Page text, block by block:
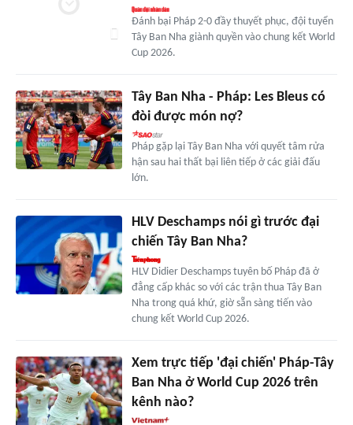
Đánh bại Pháp 2-0 đầy thuyết phục, đội tuyển
Tây Ban Nha giành quyền vào chung kết World
Cup 2026.
Tây Ban Nha - Pháp: Les Bleus có
đòi được món nợ?
Pháp gặp lại Tây Ban Nha với quyết tâm rửa
hận sau hai thất bại liên tiếp ở các giải đấu
lớn.
HLV Deschamps nói gì trước đại
chiến Tây Ban Nha?
HLV Didier Deschamps tuyên bố Pháp đã ở
đẳng cấp khác so với các trận thua Tây Ban
Nha trong quá khứ, giờ sẵn sàng tiến vào
chung kết World Cup 2026.
Xem trực tiếp 'đại chiến' Pháp-Tây
Ban Nha ở World Cup 2026 trên
kênh nào?